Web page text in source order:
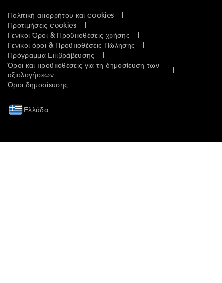
Πολιτική απορρήτου και cookies
Προτιμήσεις cookies
Γενικοί Όροι & Προϋποθέσεις χρήσης
Γενικοί όροι & Προϋποθέσεις Πώλησης
Πρόγραμμα Επιβράβευσης
Όροι και προϋποθέσεις για τη δημοσίευση των
αξιολογήσεων
Όροι δημοσίευσης
Ελλάδα